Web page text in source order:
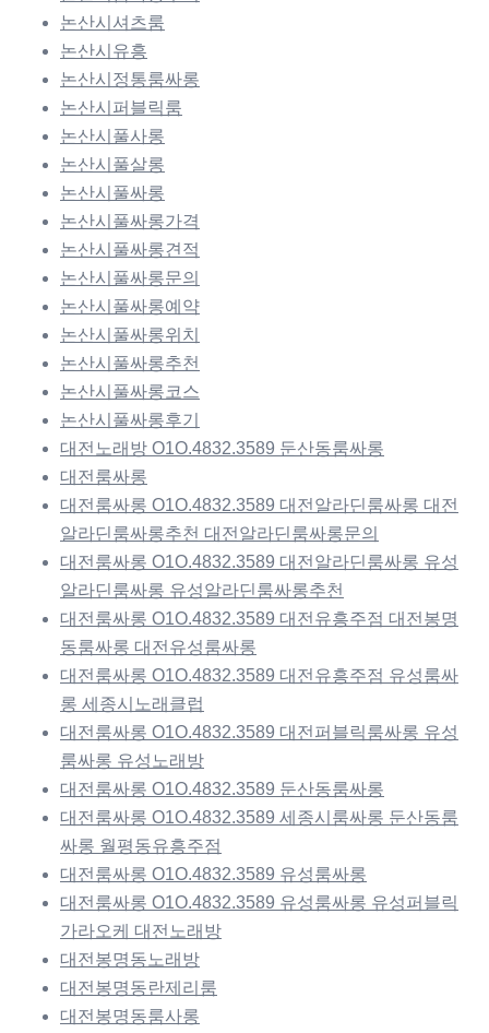
논산시셔츠룸
논산시유흥
논산시정통룸싸롱
논산시퍼블릭룸
논산시풀사롱
논산시풀살롱
논산시풀싸롱
논산시풀싸롱가격
논산시풀싸롱견적
논산시풀싸롱문의
논산시풀싸롱예약
논산시풀싸롱위치
논산시풀싸롱추천
논산시풀싸롱코스
논산시풀싸롱후기
대전노래방 O1O.4832.3589 둔산동룸싸롱
대전룸싸롱
대전룸싸롱 O1O.4832.3589 대전알라딘룸싸롱 대전
알라딘룸싸롱추천 대전알라딘룸싸롱문의
대전룸싸롱 O1O.4832.3589 대전알라딘룸싸롱 유성
알라딘룸싸롱 유성알라딘룸싸롱추천
대전룸싸롱 O1O.4832.3589 대전유흥주점 대전봉명
동룸싸롱 대전유성룸싸롱
대전룸싸롱 O1O.4832.3589 대전유흥주점 유성룸싸
롱 세종시노래클럽
대전룸싸롱 O1O.4832.3589 대전퍼블릭룸싸롱 유성
룸싸롱 유성노래방
대전룸싸롱 O1O.4832.3589 둔산동룸싸롱
대전룸싸롱 O1O.4832.3589 세종시룸싸롱 둔산동룸
싸롱 월평동유흥주점
대전룸싸롱 O1O.4832.3589 유성룸싸롱
대전룸싸롱 O1O.4832.3589 유성룸싸롱 유성퍼블릭
가라오케 대전노래방
대전봉명동노래방
대전봉명동란제리룸
대전봉명동룸사롱